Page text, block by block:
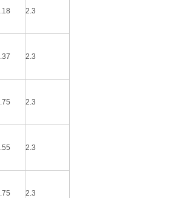
2.3
2.3
2.3
2.3
2.3